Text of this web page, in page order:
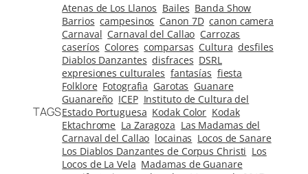
TAGS
Atenas de Los Llanos Bailes Banda Show
Barrios campesinos Canon 7D canon camera
Carnaval Carnaval del Callao Carrozas
caseríos Colores comparsas Cultura desfiles
Diablos Danzantes disfraces DSRL
expresiones culturales fantasías fiesta
Folklore Fotografia Garotas Guanare
Guanareño ICEP Instituto de Cultura del
Estado Portuguesa Kodak Color Kodak
Ektachrome La Zaragoza Las Madamas del
Carnaval del Callao locainas Locos de Sanare
Los Diablos Danzantes de Corpus Christi Los
Locos de La Vela Madamas de Guanare